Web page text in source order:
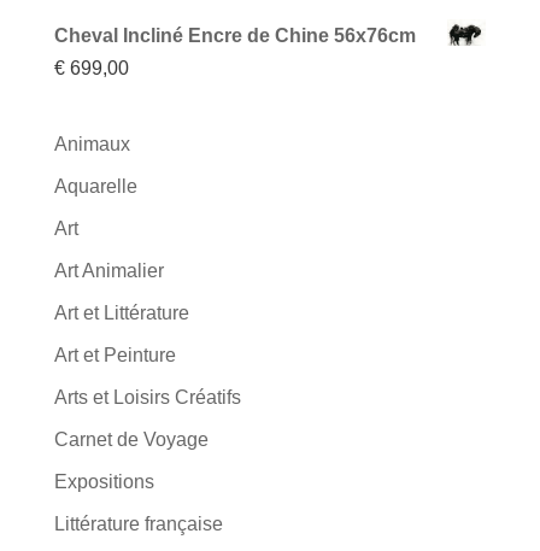
Cheval Incliné Encre de Chine 56x76cm
€699,00
Animaux
Aquarelle
Art
Art Animalier
Art et Littérature
Art et Peinture
Arts et Loisirs Créatifs
Carnet de Voyage
Expositions
Littérature française